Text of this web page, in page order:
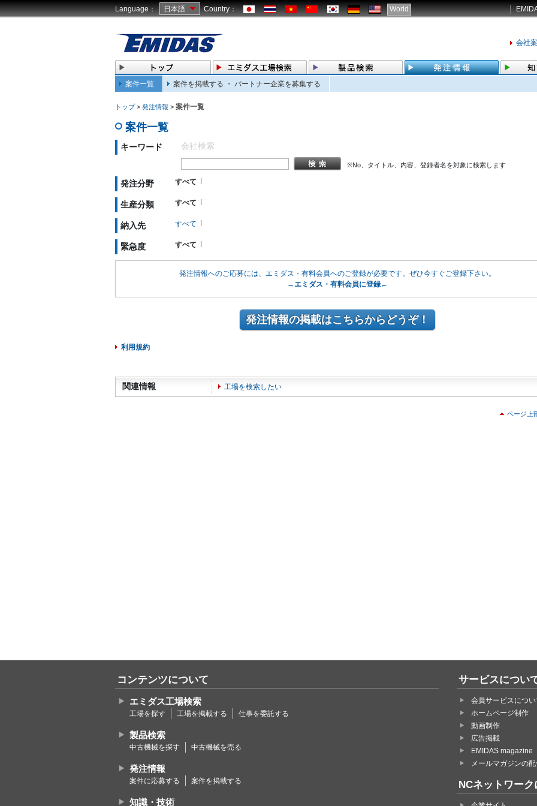
Language： 日本語 Country： World
会社
案件一覧 案件を掲載する ・ パートナー企業を募集する
トップ> 発注情報 > 案件一覧
案件一覧
キーワード 会社検索
※No、タイトル、内容、登録者名を対象に検索します
発注分野 すべて
生産分類 すべて
納入先 すべて
緊急度 すべて
発注情報へのご応募には、エミダス・有料会員へのご登録が必要です。ぜひ今すぐご登録下さい。
→エミダス・有料会員に登録←
発注情報の掲載はこちらからどうぞ！
利用規約
関連情報 工場を検索したい
ページ上
コンテンツについて
エミダス工場検索
工場を探す 工場を掲載する 仕事を委託する
製品検索
中古機械を探す 中古機械を売る
発注情報
案件に応募する 案件を掲載する
知識・技術
サービスについ
会員サービスにつ
ホームページ制作
動画制作
広告掲載
EMIDAS magazine
メールマガジンの
NCネットワーク